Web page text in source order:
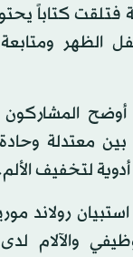
فتلقت كتاباً
الظهر
أوضح
معتدلة
لتخفيف
رولاند
والآلام